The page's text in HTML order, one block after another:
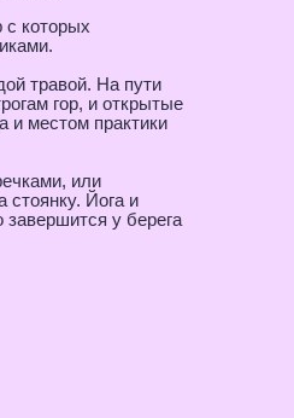
которых
травой. На пути
гор, и открытые
и местом практики
или
Йога и
у берега